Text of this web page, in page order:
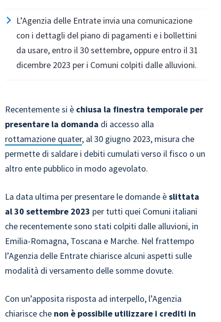
L’Agenzia delle Entrate invia una comunicazione
con i dettagli del piano di pagamenti e i bollettini
da usare, entro il 30 settembre, oppure entro il 31
dicembre 2023 per i Comuni colpiti dalle alluvioni.
Recentemente si è chiusa la finestra temporale per
presentare la domanda di accesso alla
rottamazione quater, al 30 giugno 2023, misura che
permette di saldare i debiti cumulati verso il fisco o un
altro ente pubblico in modo agevolato.
La data ultima per presentare le domande èslittata
al 30 settembre 2023 per tutti quei Comuni italiani
che recentemente sono stati colpiti dalle alluvioni, in
Emilia-Romagna, Toscana e Marche. Nel frattempo
l’Agenzia delle Entrate chiarisce alcuni aspetti sulle
modalità di versamento delle somme dovute.
Con un’apposita risposta ad interpello, l’Agenzia
chiarisce che non è possibile utilizzare i crediti in